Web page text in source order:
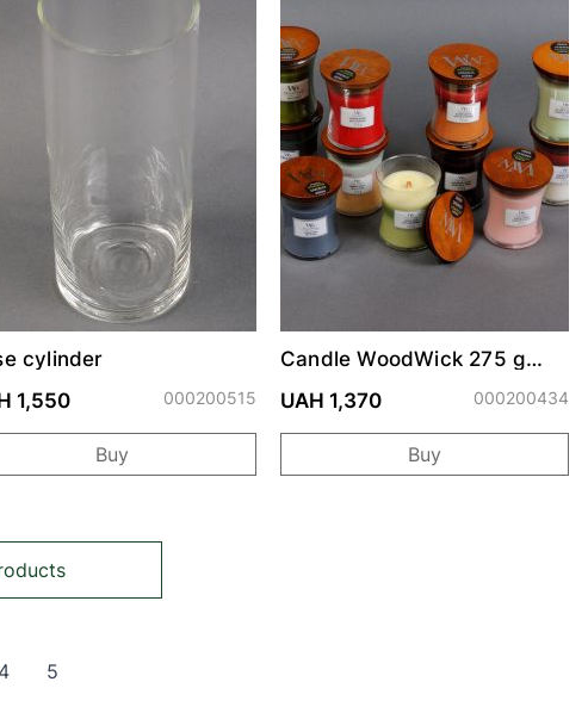
cylinder
1,550
000200515
Buy
Candle WoodWick 275 g
UAH 1,370
000200434
Buy
page
Page
4 Page
5